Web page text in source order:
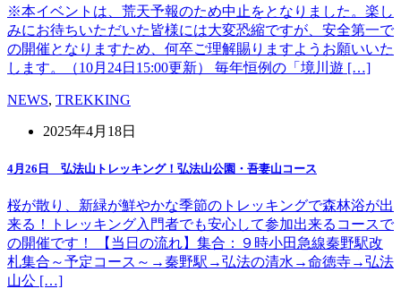
※本イベントは、荒天予報のため中止をとなりました。楽し
みにお待ちいただいた皆様には大変恐縮ですが、安全第一で
の開催となりますため、何卒ご理解賜りますようお願いいた
します。（10月24日15:00更新） 毎年恒例の「境川遊 […]
NEWS, TREKKING
2025年4月18日
4月26日 弘法山トレッキング！弘法山公園・吾妻山コース
桜が散り、新緑が鮮やかな季節のトレッキングで森林浴が出
来る！トレッキング入門者でも安心して参加出来るコースで
の開催です！ 【当日の流れ】集合：９時小田急線秦野駅改
札集合～予定コース～→秦野駅→弘法の清水→命徳寺→弘法
山公 […]